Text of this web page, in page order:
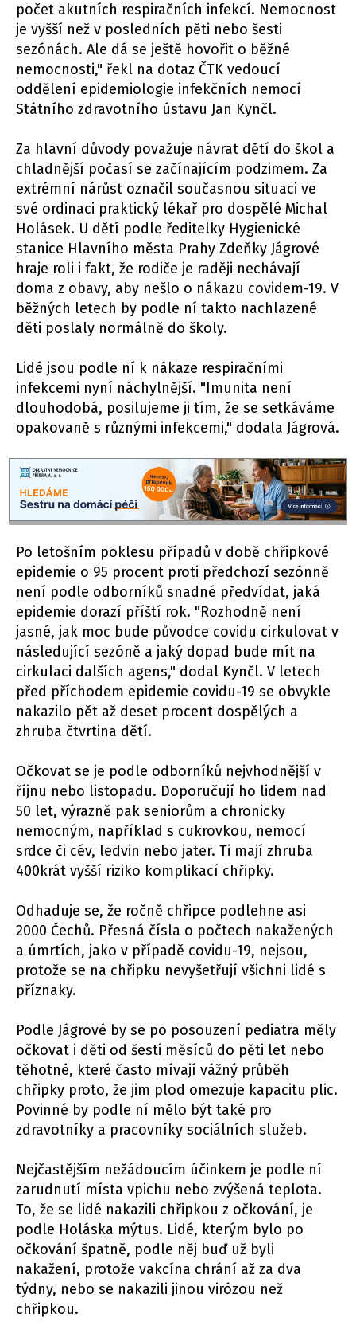
počet akutních respiračních infekcí. Nemocnost
je vyšší než v posledních pěti nebo šesti
sezónách. Ale dá se ještě hovořit o běžné
nemocnosti," řekl na dotaz ČTK vedoucí
oddělení epidemiologie infekčních nemocí
Státního zdravotního ústavu Jan Kynčl.
Za hlavní důvody považuje návrat dětí do škol a
chladnější počasí se začínajícím podzimem. Za
extrémní nárůst označil současnou situaci ve
své ordinaci praktický lékař pro dospělé Michal
Holásek. U dětí podle ředitelky Hygienické
stanice Hlavního města Prahy Zdeňky Jágrové
hraje roli i fakt, že rodiče je raději nechávají
doma z obavy, aby nešlo o nákazu covidem-19. V
běžných letech by podle ní takto nachlazené
děti poslaly normálně do školy.
Lidé jsou podle ní k nákaze respiračními
infekcemi nyní náchylnější. "Imunita není
dlouhodobá, posilujeme ji tím, že se setkáváme
opakovaně s různými infekcemi," dodala Jágrová.
Po letošním poklesu případů v době chřipkové
epidemie o 95 procent proti předchozí sezónně
není podle odborníků snadné předvídat, jaká
epidemie dorazí příští rok. "Rozhodně není
jasné, jak moc bude původce covidu cirkulovat v
následující sezóně a jaký dopad bude mít na
cirkulaci dalších agens," dodal Kynčl. V letech
před příchodem epidemie covidu-19 se obvykle
nakazilo pět až deset procent dospělých a
zhruba čtvrtina dětí.
Očkovat se je podle odborníků nejvhodnější v
říjnu nebo listopadu. Doporučují ho lidem nad
50 let, výrazně pak seniorům a chronicky
nemocným, například s cukrovkou, nemocí
srdce či cév, ledvin nebo jater. Ti mají zhruba
400krát vyšší riziko komplikací chřipky.
Odhaduje se, že ročně chřipce podlehne asi
2000 Čechů. Přesná čísla o počtech nakažených
a úmrtích, jako v případě covidu-19, nejsou,
protože se na chřipku nevyšetřují všichni lidé s
příznaky.
Podle Jágrové by se po posouzení pediatra měly
očkovat i děti od šesti měsíců do pěti let nebo
těhotné, které často mívají vážný průběh
chřipky proto, že jim plod omezuje kapacitu plic.
Povinné by podle ní mělo být také pro
zdravotníky a pracovníky sociálních služeb.
Nejčastějším nežádoucím účinkem je podle ní
zarudnutí místa vpichu nebo zvýšená teplota.
To, že se lidé nakazili chřipkou z očkování, je
podle Holáska mýtus. Lidé, kterým bylo po
očkování špatně, podle něj buď už byli
nakažení, protože vakcína chrání až za dva
týdny, nebo se nakazili jinou virózou než
chřipkou.